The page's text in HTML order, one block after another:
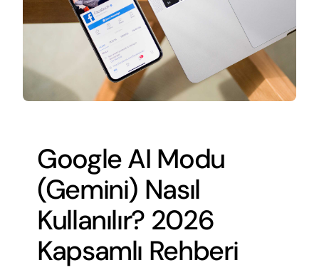
Google AI Modu
(Gemini) Nasıl
Kullanılır? 2026
Kapsamlı Rehberi